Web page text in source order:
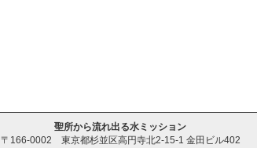
聖所から流れ出る水ミッション
〒166-0002 東京都杉並区高円寺北2-15-1 金田ビル402